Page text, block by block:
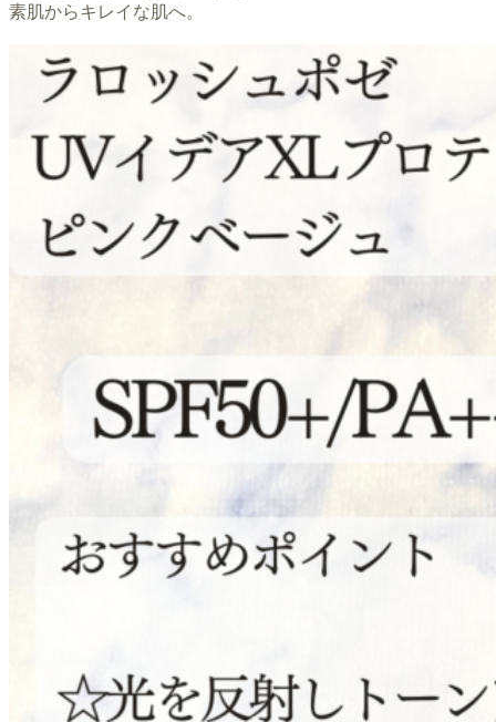
素肌からキレイな肌へ。